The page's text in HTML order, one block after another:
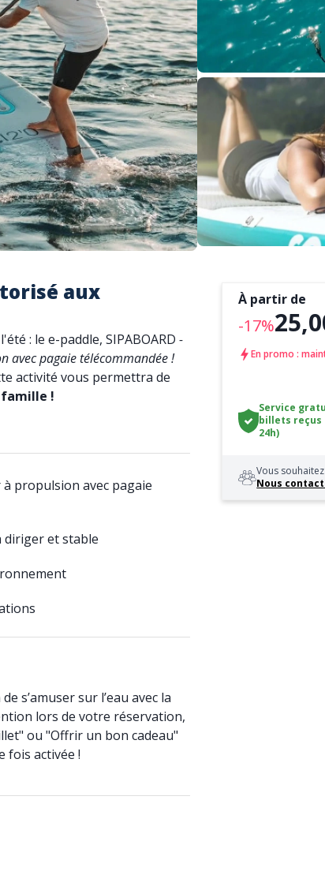
aux
: le e-paddle, SIPABOARD -
avec pagaie télécommandée !
activité vous permettra de
!
propulsion avec pagaie
diriger et stable
s’amuser sur l’eau avec la
lors de votre réservation,
ou "Offrir un bon cadeau"
fois activée !
À partir de
-17%
En promo :
Service
billets reçus
24h)
Vous
Nous